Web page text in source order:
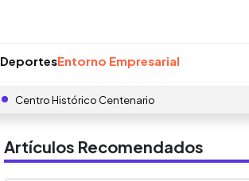
DeportesEntorno Empresarial
Centro Histórico Centenario
Artículos Recomendados